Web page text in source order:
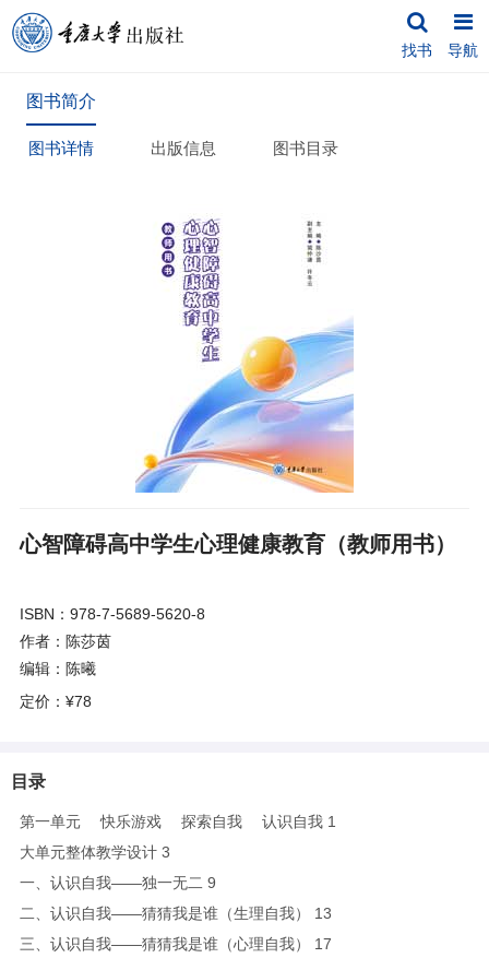
找书 导航
图书简介
图书详情 出版信息 图书目录
心智障碍高中学生心理健康教育（教师用书）
ISBN：978-7-5689-5620-8
作者：陈莎茵
编辑：陈曦
定价： ¥78
目录
第一单元 快乐游戏 探索自我 认识自我 1
大单元整体教学设计 3
一、认识自我——独一无二 9
二、认识自我——猜猜我是谁（生理自我） 13
三、认识自我——猜猜我是谁（心理自我） 17